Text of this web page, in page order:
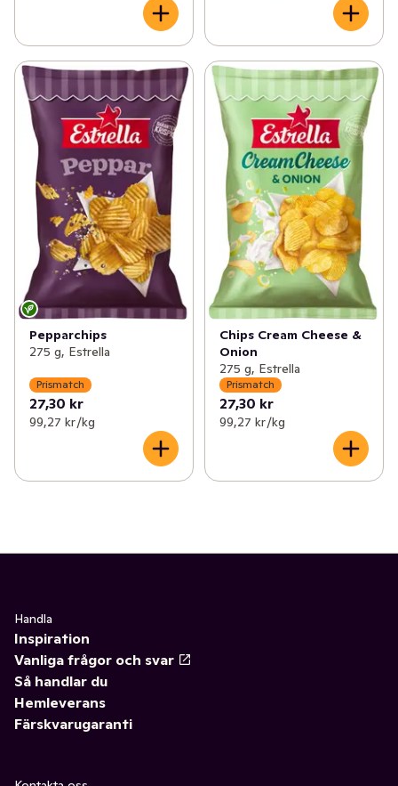
Pepparchips
275 g, Estrella
Prismatch
27,30 kr
99,27 kr /kg
Chips Cream Cheese &
Onion
275 g, Estrella
Prismatch
27,30 kr
99,27 kr /kg
Handla
Inspiration
Vanliga frågor och svar
Så handlar du
Hemleverans
Färskvarugaranti